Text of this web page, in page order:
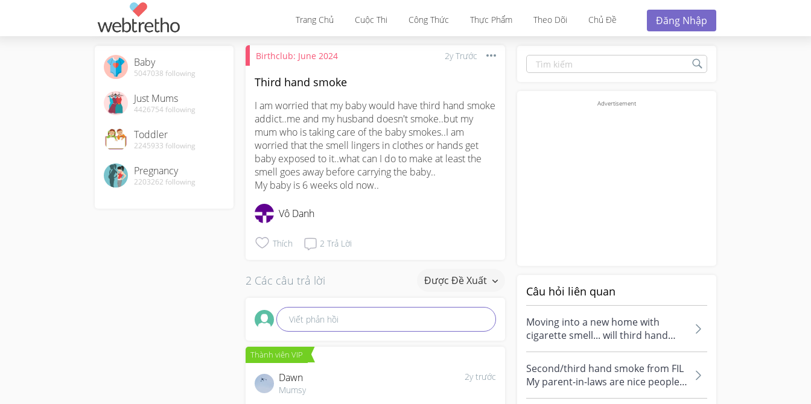
Trang Chủ Cuộc Thi Công Thức Thực Phẩm Theo Dõi Chủ Đề Đăng Nhập
Baby
5047038 following
Just Mums
4426754following
Toddler
2245933 following
Pregnancy
2203262 following
Birthclub: June 2024 2y Trước
Third hand smoke
I am worried that my baby would have third hand smoke
addict..me and my husband doesn't smoke..but my
mum who is taking care of the baby smokes..I am
worried that the smell lingers in clothes or hands get
baby exposed to it..what can I do to make at least the
smell goes away before carrying the baby..
My baby is 6 weeks old now..
Vô Danh
Thích 2 Trả Lời
2 Các câu trả lời Được Đề Xuất
Viết phản hồi
Thành viên VIP
2y trước
Dawn
Mumsy
Câu hỏi liên quan
Moving into a new home with
cigarette smell... will third hand
smoke affect baby? We don’t smoke
but...
Second/third hand smoke from FIL
My parent-in-laws are nice people
and they treat me very well. They...